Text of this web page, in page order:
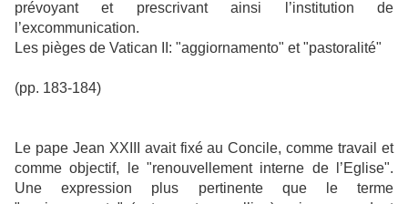
prévoyant et prescrivant ainsi l’institution de
l’excommunication.
Les pièges de Vatican II: "aggiornamento" et "pastoralité"
(pp. 183-184)
Le pape Jean XXIII avait fixé au Concile, comme travail et
comme objectif, le "renouvellement interne de l’Eglise".
Une expression plus pertinente que le terme